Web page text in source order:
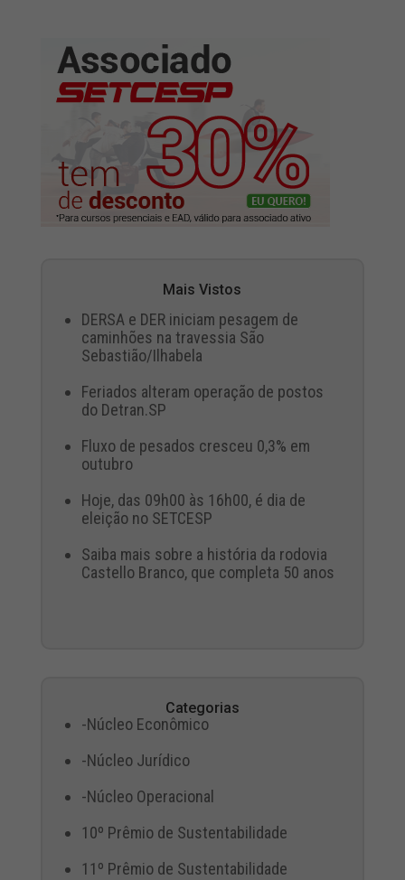
Mais Vistos
DERSA e DER iniciam pesagem de
caminhões na travessia São
Sebastião/Ilhabela
Feriados alteram operação de postos
do Detran.SP
Fluxo de pesados cresceu 0,3% em
outubro
Hoje, das 09h00 às 16h00, é dia de
eleição no SETCESP
Saiba mais sobre a história da rodovia
Castello Branco, que completa 50 anos
Categorias
-Núcleo Econômico
-Núcleo Jurídico
-Núcleo Operacional
10º Prêmio de Sustentabilidade
11º Prêmio de Sustentabilidade